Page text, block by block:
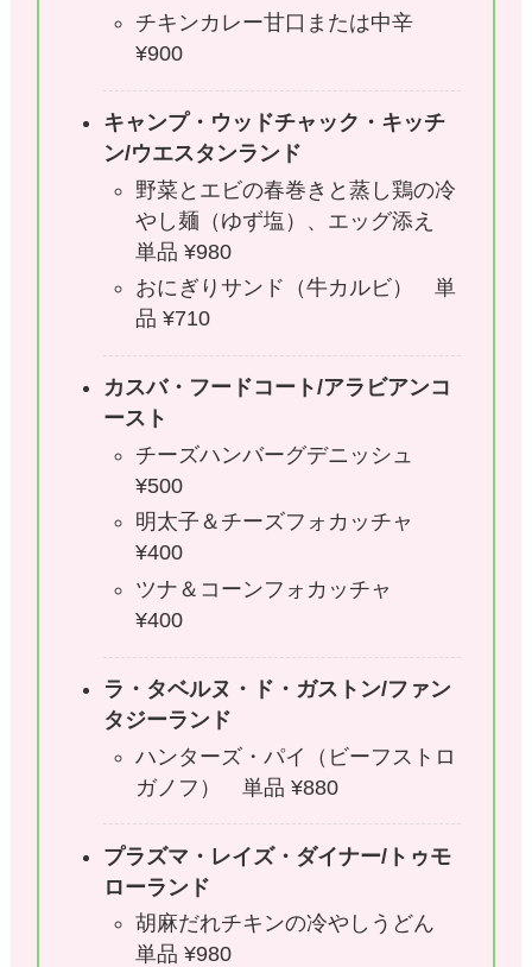
チキンカレー甘口または中辛
¥900
キャンプ・ウッドチャック・キッチ
ン/ウエスタンランド
野菜とエビの春巻きと蒸し鶏の冷
やし麺（ゆず塩）、エッグ添え
単品 ¥980
おにぎりサンド（牛カルビ） 単
品 ¥710
カスバ・フードコート/アラビアンコ
ースト
チーズハンバーグデニッシュ
¥500
明太子＆チーズフォカッチャ
¥400
ツナ＆コーンフォカッチャ
¥400
ラ・タベルヌ・ド・ガストン/ファン
タジーランド
ハンターズ・パイ（ビーフストロ
ガノフ） 単品 ¥880
プラズマ・レイズ・ダイナー/トゥモ
ローランド
胡麻だれチキンの冷やしうどん
単品 ¥980